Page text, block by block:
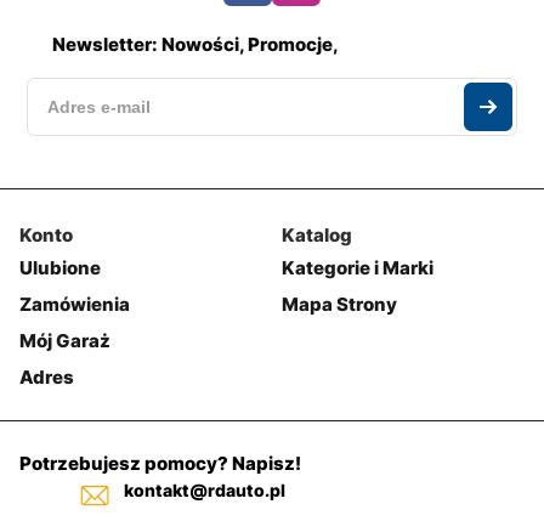
Newsletter: Nowości, Promocje,
Konto
Ulubione
Zamówienia
Mój Garaż
Adres
Katalog
Kategorie i Marki
Mapa Strony
Potrzebujesz pomocy? Napisz!
kontakt@rdauto.pl